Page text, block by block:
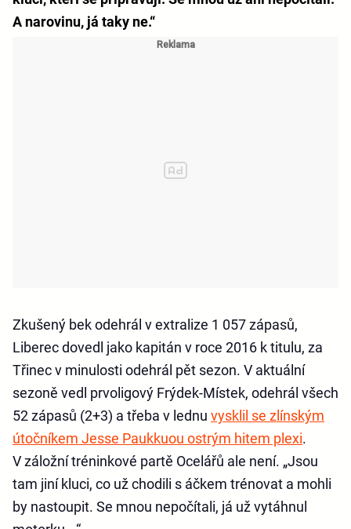
A narovinu, já taky ne.“
Zkušený bek odehrál v extralize 1 057 zápasů,
Liberec dovedl jako kapitán v roce 2016 k titulu, za
Třinec v minulosti odehrál pět sezon. V aktuální
sezoně vedl prvoligový Frýdek-Místek, odehrál všech
52 zápasů (2+3) a třeba v lednu vysklil se zlínským
útočníkem Jesse Paukkuou ostrým hitem plexi.
V záložní tréninkové partě Ocelářů ale není. „Jsou
tam jiní kluci, co už chodili s áčkem trénovat a mohli
by nastoupit. Se mnou nepočítali, já už vytáhnul